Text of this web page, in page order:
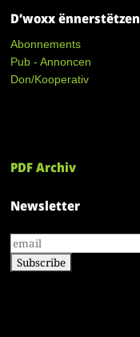
D’woxx ënnerstëtzen
Abonnements
Pub - Annoncen
Don/Kooperativ
PDF Archiv
Newsletter